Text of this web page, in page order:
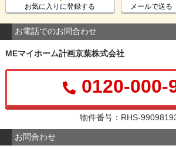
お気に入りに登録する メールで送る
お電話でのお問合わせ
MEマイホーム計画京葉株式会社
0120-000-
物件番号：RHS-
お問合わせ